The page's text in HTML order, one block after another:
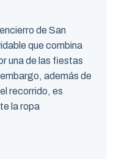
de San
que combina
una de las fiestas
además de
recorrido, es
la ropa